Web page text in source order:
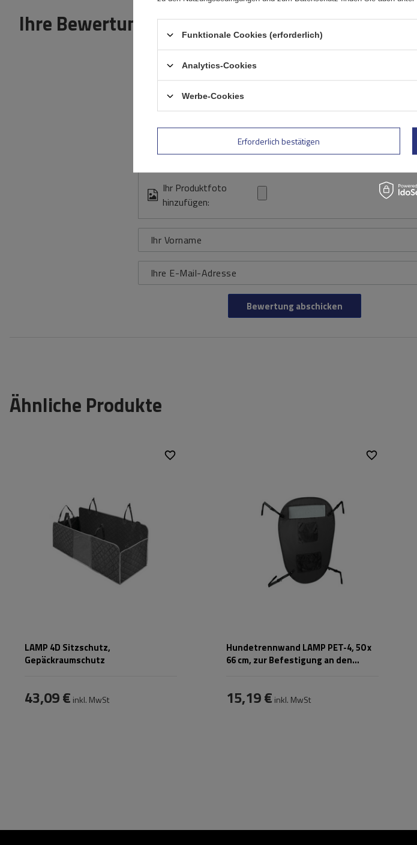
Ihre Bewertung schreiben
Inhalt Ihrer Bewertung
Ihr Produktfoto
hinzufügen:
Ihr Vorname
Ihre E-Mail-Adresse
Bewertung abschicken
Ähnliche Produkte
LAMP 4D Sitzschutz,
Gepäckraumschutz
43,09 € inkl. MwSt
Hundetrennwand LAMP PET-4, 50 x
66 cm, zur Befestigung an den
15,19 € inkl. MwSt
Funktionale Cookies (erforderlich)
Analytics-Cookies
Werbe-Cookies
Erforderlich bestätigen